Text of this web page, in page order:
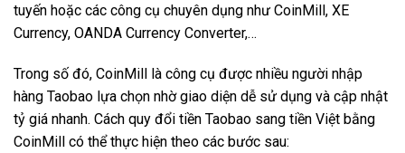
tuyến hoặc các công cụ chuyên dụng như CoinMill, XE
Currency, OANDA Currency Converter,…
Trong số đó, CoinMill là công cụ được nhiều người nhập
hàng Taobao lựa chọn nhờ giao diện dễ sử dụng và cập nhật
tỷ giá nhanh. Cách quy đổi tiền Taobao sang tiền Việt bằng
CoinMill có thể thực hiện theo các bước sau: